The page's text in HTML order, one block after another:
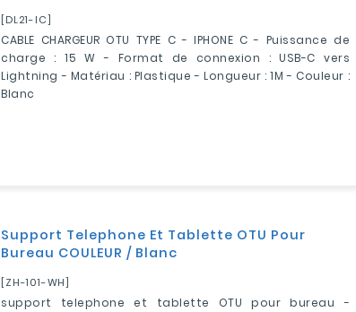
[DL21-IC]
CABLE CHARGEUR OTU TYPE C - IPHONE C - Puissance de
charge : 15 W - Format de connexion : USB-C vers
Lightning - Matériau : Plastique - Longueur : 1M - Couleur :
Blanc
Support Telephone Et Tablette OTU Pour
Bureau COULEUR / Blanc
[ZH-101-WH]
support telephone et tablette OTU pour bureau -